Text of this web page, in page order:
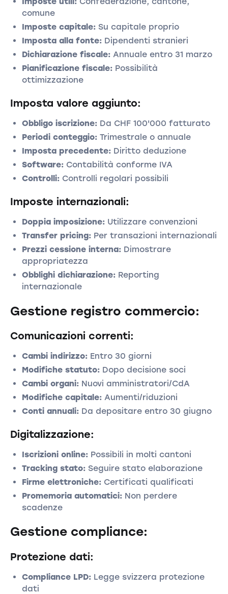
comune
Imposte capitale: Su capitale proprio
Imposta alla fonte: Dipendenti stranieri
Dichiarazione fiscale: Annuale entro 31 marzo
Pianificazione fiscale: Possibilità
ottimizzazione
Imposta valore aggiunto:
Obbligo iscrizione: Da CHF 100'000 fatturato
Periodi conteggio: Trimestrale o annuale
Imposta precedente: Diritto deduzione
Software: Contabilità conforme IVA
Controlli: Controlli regolari possibili
Imposte internazionali:
Doppia imposizione: Utilizzare convenzioni
Transfer pricing: Per transazioni internazionali
Prezzi cessione interna: Dimostrare
appropriatezza
Obblighi dichiarazione: Reporting
internazionale
Gestione registro commercio:
Comunicazioni correnti:
Cambi indirizzo: Entro 30 giorni
Modifiche statuto: Dopo decisione soci
Cambi organi: Nuovi amministratori/CdA
Modifiche capitale: Aumenti/riduzioni
Conti annuali: Da depositare entro 30 giugno
Digitalizzazione:
Iscrizioni online: Possibili in molti cantoni
Tracking stato: Seguire stato elaborazione
Firme elettroniche: Certificati qualificati
Promemoria automatici: Non perdere
scadenze
Gestione compliance:
Protezione dati:
Compliance LPD: Legge svizzera protezione
dati